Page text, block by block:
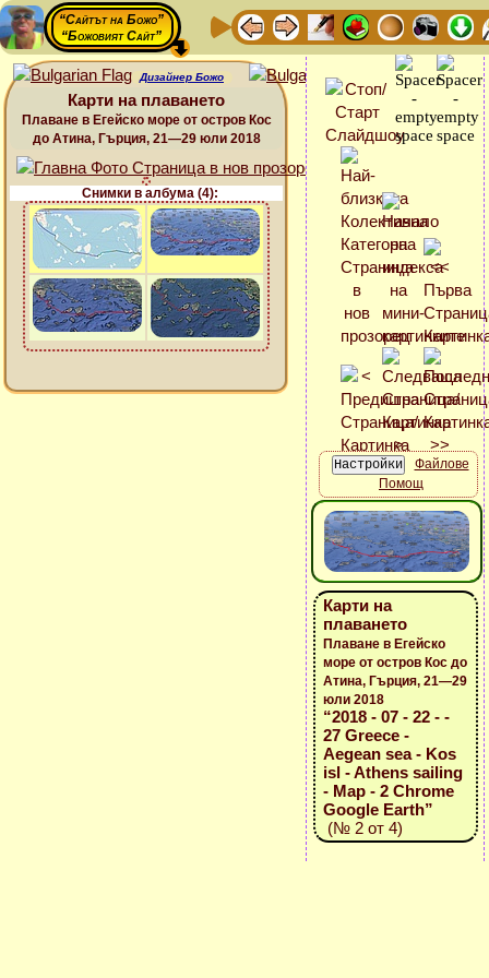
“Сайтът на Божо”
“Божовият Сайт”
Дизайнер Божо
Карти на плаването
Плаване в Егейско море от остров Кос
до Атина, Гърция, 21—29 юли 2018
Снимки в албума (4):
Файлове
Помощ
Карти на
плаването
Плаване в Егейско
море от остров Кос до
Атина, Гърция, 21—29
юли 2018
“2018 - 07 - 22 - -
27 Greece -
Aegean sea - Kos
isl - Athens sailing
- Map - 2 Chrome
Google Earth”
(№ 2 от 4)